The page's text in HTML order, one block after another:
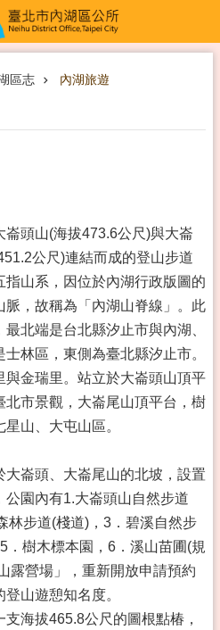
區志 內湖旅遊
崙頭山(海拔473.6公尺)與大崙
公尺)連結而成的登山步道
山系，因位於內湖行政版圖的
，故稱為「內湖山脊線」。此
北端是台北縣汐止市與內湖、
林區，東側為臺北縣汐止市。
與金瑞里。站立於大崙頭山頂平
北市景觀，大崙尾山頂平台，樹
山、大屯山區。
崙頭、大崙尾山的北坡，設置
公園內有1.大崙頭山自然步道
林步道(棧道)，3．碧溪自然步
．樹木標本園，6．溪山苗圃(規
露營場」，重新開放申請預約
山遊憩知名度。
海拔465.8公尺的圖根點椿，